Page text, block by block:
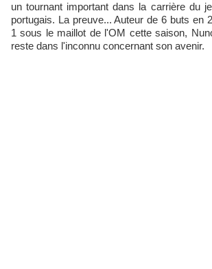
un tournant important dans la carrière du
portugais. La preuve... Auteur de 6 buts en
1 sous le maillot de l'OM cette saison,
reste dans l'inconnu concernant son avenir.